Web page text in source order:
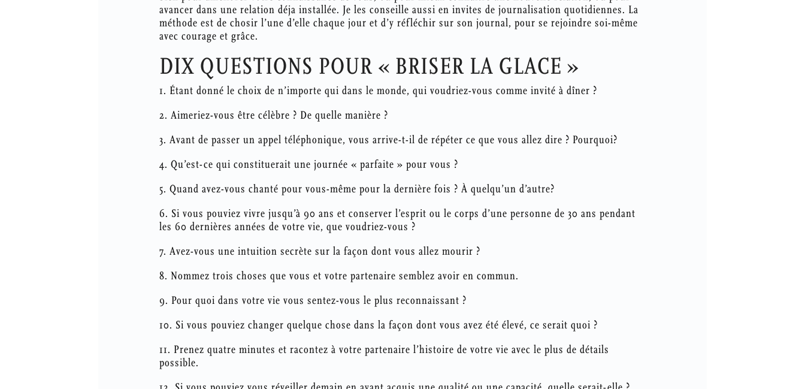
avancer dans une relation déja installée. Je les conseille aussi en invites de journalisation quotidiennes. La
méthode est de chosir l’une d’elle chaque jour et d’y réfléchir sur son journal, pour se rejoindre soi-même
avec courage et grâce.
DIX QUESTIONS POUR « BRISER LA GLACE »
1. Étant donné le choix de n’importe qui dans le monde, qui voudriez-vous comme invité à dîner ?
2. Aimeriez-vous être célèbre ? De quelle manière ?
3. Avant de passer un appel téléphonique, vous arrive-t-il de répéter ce que vous allez dire ? Pourquoi?
4. Qu’est-ce qui constituerait une journée « parfaite » pour vous ?
5. Quand avez-vous chanté pour vous-même pour la dernière fois ? À quelqu’un d’autre?
6. Si vous pouviez vivre jusqu’à 90 ans et conserver l’esprit ou le corps d’une personne de 30 ans pendant
les 60 dernières années de votre vie, que voudriez-vous ?
7. Avez-vous une intuition secrète sur la façon dont vous allez mourir ?
8. Nommez trois choses que vous et votre partenaire semblez avoir en commun.
9. Pour quoi dans votre vie vous sentez-vous le plus reconnaissant ?
10. Si vous pouviez changer quelque chose dans la façon dont vous avez été élevé, ce serait quoi ?
11. Prenez quatre minutes et racontez à votre partenaire l’histoire de votre vie avec le plus de détails
possible.